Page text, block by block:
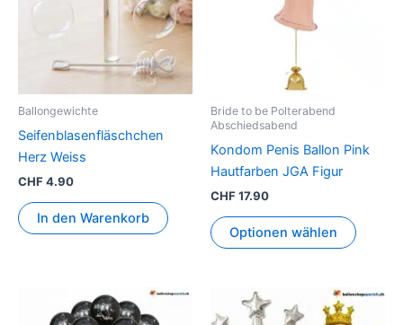
Ballongewichte
Seifenblasenfläschchen
Herz Weiss
CHF4.90
In den Warenkorb
Bride to be Polterabend
Abschiedsabend
Kondom Penis Ballon Pink
Hautfarben JGA Figur
CHF17.90
Optionen wählen